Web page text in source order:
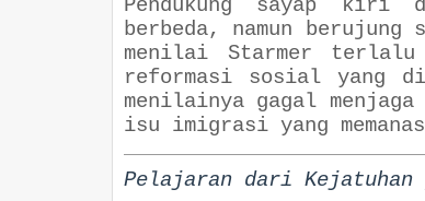
Pendukung sayap kiri
berbeda, namun berujung
menilai Starmer terlalu
reformasi sosial yang
menilainya gagal
isu imigrasi yang
Pelajaran dari Kejatuhan